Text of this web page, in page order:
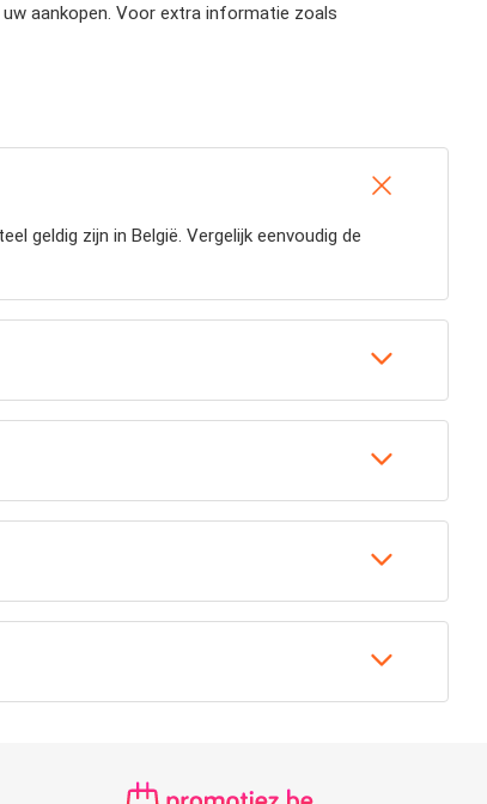
aankopen. Voor extra informatie zoals
geldig zijn in België. Vergelijk eenvoudig de